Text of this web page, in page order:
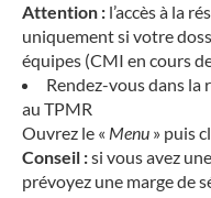
Attention : l’accès à la
uniquement si votre
équipes (CMI en cours
Rendez-vous dans la
au TPMR
Ouvrez le « Menu » puis
Conseil :si vous avez
prévoyez une marge de